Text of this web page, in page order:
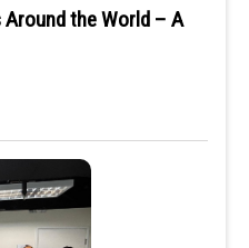
Around the World – A